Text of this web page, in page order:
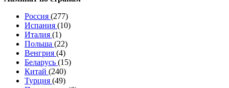
Россия (277)
Испания (10)
Италия (1)
Польша (22)
Венгрия (4)
Беларусь (15)
Китай (240)
Турция (49)